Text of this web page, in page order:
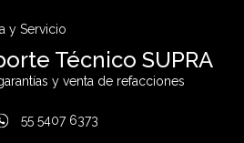
y Servicio
Técnico SUPRA
y venta de refacciones
55 5407 6373